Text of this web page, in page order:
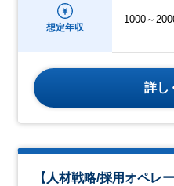
想定年収
1000～
詳し
【人材戦略/採用オペレ